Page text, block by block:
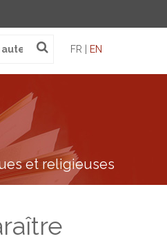
FR | EN
et religieuses